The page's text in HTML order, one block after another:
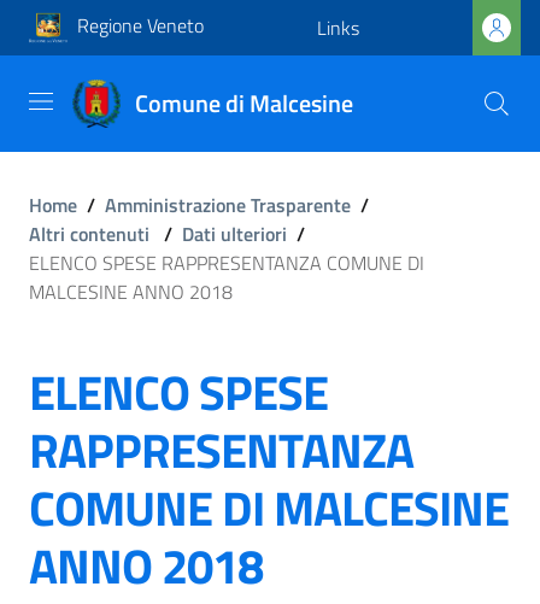
Regione Veneto Links
Comune di Malcesine
Home / Amministrazione Trasparente /
Altri contenuti / Dati ulteriori /
ELENCO SPESE RAPPRESENTANZA COMUNE DI
MALCESINE ANNO 2018
ELENCO SPESE
RAPPRESENTANZA
COMUNE DI MALCESINE
ANNO 2018